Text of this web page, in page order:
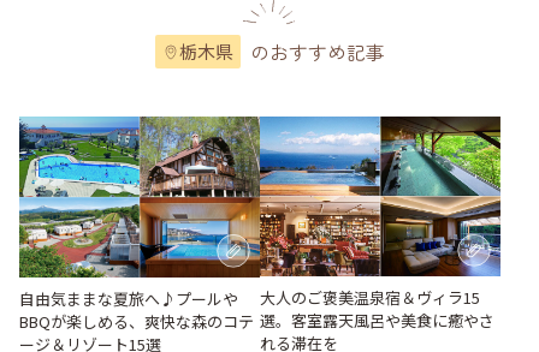
栃木県 のおすすめ記事
自由気ままな夏旅へ♪プールや
BBQが楽しめる、爽快な森のコテ
ージ＆リゾート15選
大人のご褒美温泉宿＆ヴィラ15
選。客室露天風呂や美食に癒やさ
れる滞在を